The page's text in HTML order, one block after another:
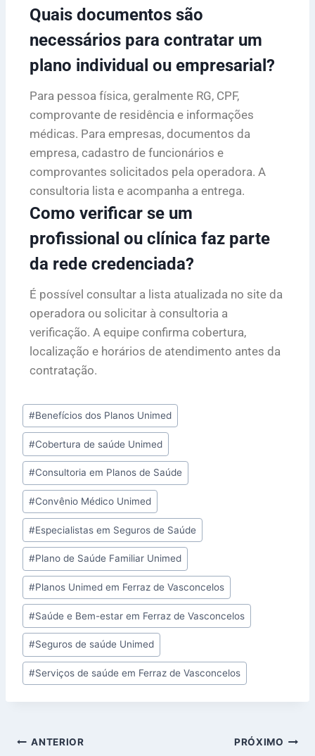
Quais documentos são
necessários para contratar um
plano individual ou empresarial?
Para pessoa física, geralmente RG, CPF,
comprovante de residência e informações
médicas. Para empresas, documentos da
empresa, cadastro de funcionários e
comprovantes solicitados pela operadora. A
consultoria lista e acompanha a entrega.
Como verificar se um
profissional ou clínica faz parte
da rede credenciada?
É possível consultar a lista atualizada no site da
operadora ou solicitar à consultoria a
verificação. A equipe confirma cobertura,
localização e horários de atendimento antes da
contratação.
#Benefícios dos Planos Unimed
#Cobertura de saúde Unimed
#Consultoria em Planos de Saúde
#Convênio Médico Unimed
#Especialistas em Seguros de Saúde
#Plano de Saúde Familiar Unimed
#Planos Unimed em Ferraz de Vasconcelos
#Saúde e Bem-estar em Ferraz de Vasconcelos
#Seguros de saúde Unimed
#Serviços de saúde em Ferraz de Vasconcelos
ANTERIOR PRÓXIMO